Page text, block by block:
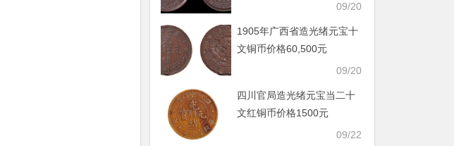
09/20
1905年广西省造光绪元宝十
文铜币价格60,500元
09/20
四川官局造光绪元宝当二十
文红铜币价格1500元
09/22